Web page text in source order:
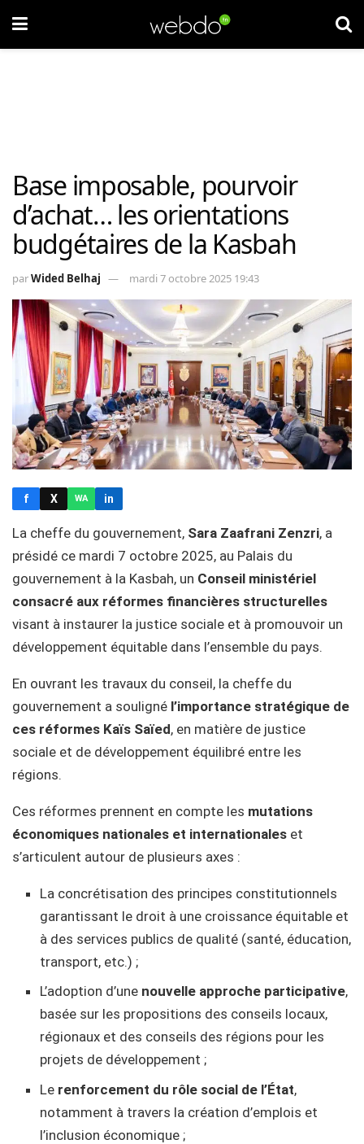
Base imposable, pourvoir
d’achat… les orientations
budgétaires de la Kasbah
parWided Belhaj mardi 7 octobre 2025 19:43
f X WA in
La cheffe du gouvernement, Sara Zaafrani Zenzri, a
présidé ce mardi 7 octobre 2025, au Palais du
gouvernement à la Kasbah, un Conseil ministériel
consacré aux réformes financières structurelles
visant à instaurer la justice sociale et à promouvoir un
développement équitable dans l’ensemble du pays.
En ouvrant les travaux du conseil, la cheffe du
gouvernement a souligné l’importance stratégique de
ces réformes Kaïs Saïed, en matière de justice
sociale et de développement équilibré entre les
régions.
Ces réformes prennent en compte les mutations
économiques nationales et internationales et
s’articulent autour de plusieurs axes :
La concrétisation des principes constitutionnels
garantissant le droit à une croissance équitable et
à des services publics de qualité (santé, éducation,
transport, etc.) ;
L’adoption d’une nouvelle approche participative,
basée sur les propositions des conseils locaux,
régionaux et des conseils des régions pour les
projets de développement ;
Le renforcement du rôle social de l’État,
notamment à travers la création d’emplois et
l’inclusion économique ;